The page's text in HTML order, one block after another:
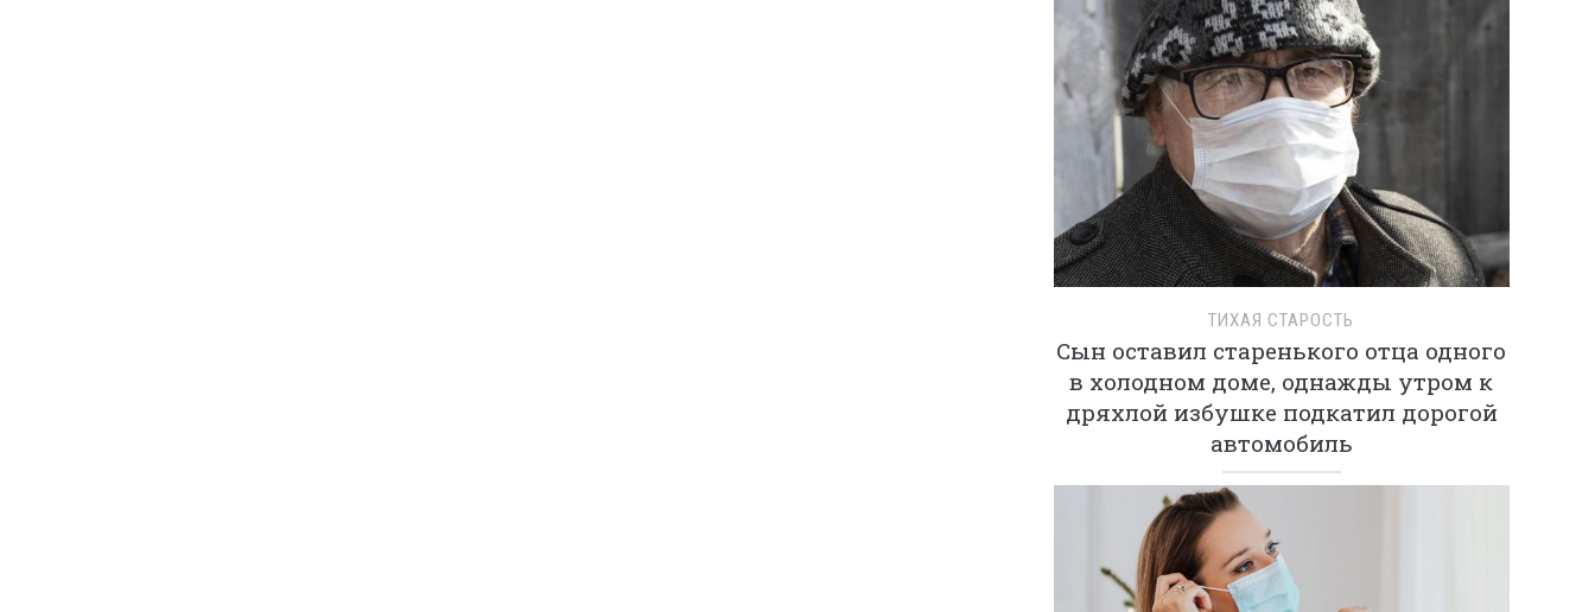
ТИХАЯ СТАРОСТЬ
Сын оставил старенького отца одного
в холодном доме, однажды утром к
дряхлой избушке подкатил дорогой
автомобиль